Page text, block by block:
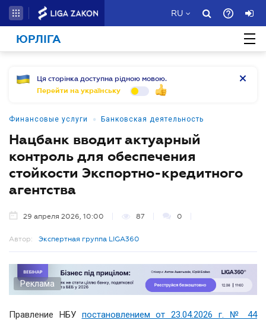
RU
ЮРЛІГА
Ця сторінка доступна рідною мовою.
Перейти на українську
Финансовые услуги • Банковская деятельность
Нацбанк вводит актуарный
контроль для обеспечения
стойкости Экспортно-кредитного
агентства
29 апреля 2026, 10:00 87 0
Автор: Экспертная группа LIGA360
Реклама
Правление НБУ постановлением от 23.04.2026 г. № 44